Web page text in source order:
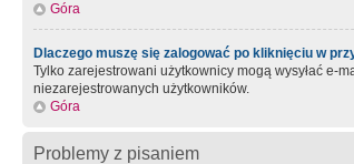
Góra
Dlaczego muszę się zalogować po kliknięciu w
Tylko zarejestrowani użytkownicy mogą wysyłać e-
niezarejestrowanych użytkowników.
Góra
Problemy z pisaniem